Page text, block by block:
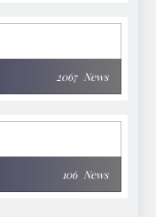
2067 News
106 News